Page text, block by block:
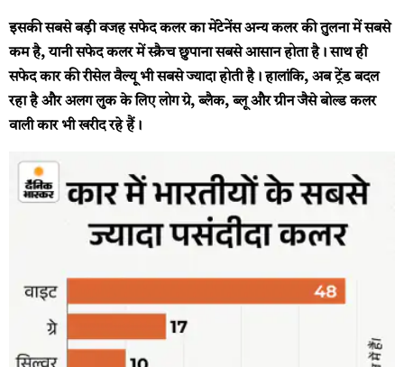
इसकी सबसे बड़ी वजह सफेद कलर का मेंटेनेंस अन्य कलर की तुलना में सबसे
कम है, यानी सफेद कलर में स्क्रैच छुपाना सबसे आसान होता है। साथ ही
सफेद कार की रीसेल वैल्यू भी सबसे ज्यादा होती है। हालांकि, अब ट्रेंड बदल
रहा है और अलग लुक के लिए लोग ग्रे, ब्लैक, ब्लू और ग्रीन जैसे बोल्ड कलर
वाली कार भी खरीद रहे हैं।